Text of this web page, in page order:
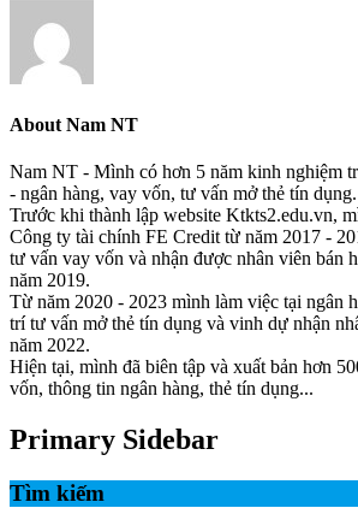
About Nam NT
Nam NT - Mình có hơn 5 năm kinh nghiệm
- ngân hàng, vay vốn, tư vấn mở thẻ tín dụng.
Trước khi thành lập website Ktkts2.edu.vn,
Công ty tài chính FE Credit từ năm 2017 -
tư vấn vay vốn và nhận được nhân viên bán
năm 2019.
Từ năm 2020 - 2023 mình làm việc tại
trí tư vấn mở thẻ tín dụng và vinh dự nhận
năm 2022.
Hiện tại, mình đã biên tập và xuất bản hơn
vốn, thông tin ngân hàng, thẻ tín dụng...
Primary Sidebar
Tìm kiếm